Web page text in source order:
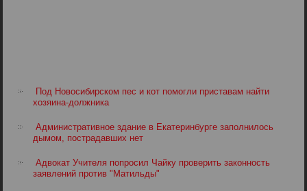
Под Новосибирском пес и кот помогли приставам найти
хозяина-должника
Административное здание в Екатеринбурге заполнилось
дымом, пострадавших нет
Адвокат Учителя попросил Чайку проверить законность
заявлений против "Матильды"